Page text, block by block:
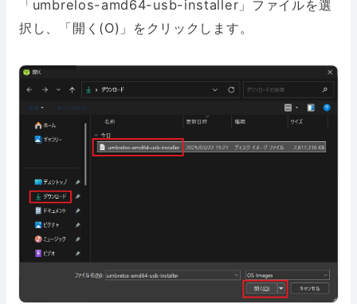
「umbrelos-amd64-usb-installer」ファイルを選
択し、「開く(O)」をクリックします。